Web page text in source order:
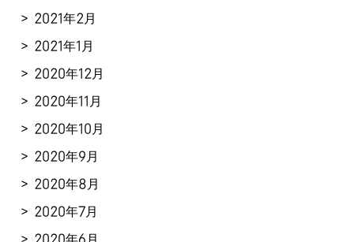
2021年2月
2021年1月
2020年12月
2020年11月
2020年10月
2020年9月
2020年8月
2020年7月
2020年6月